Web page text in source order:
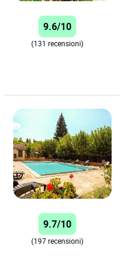
9.6/10
(131 recensioni)
9.7/10
(197 recensioni)